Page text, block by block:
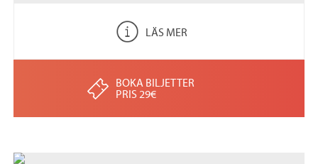
LÄS MER
BOKA BILJETTER
PRIS 29€